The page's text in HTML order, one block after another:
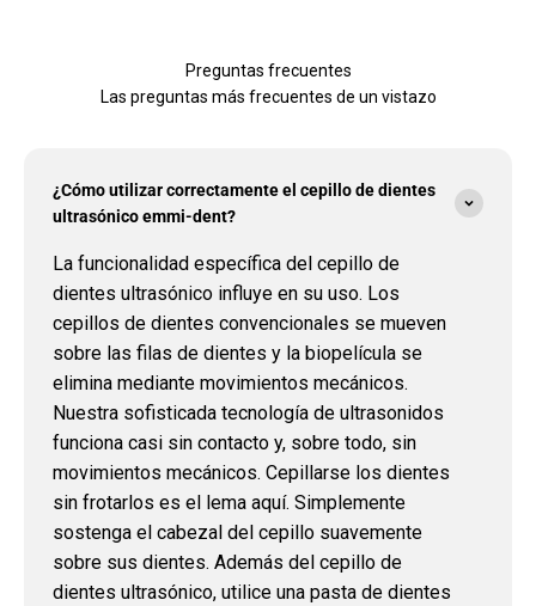
Preguntas frecuentes
Las preguntas más frecuentes de un vistazo
¿Cómo utilizar correctamente el cepillo de dientes
ultrasónico emmi-dent?
La funcionalidad específica del cepillo de
dientes ultrasónico influye en su uso. Los
cepillos de dientes convencionales se mueven
sobre las filas de dientes y la biopelícula se
elimina mediante movimientos mecánicos.
Nuestra sofisticada tecnología de ultrasonidos
funciona casi sin contacto y, sobre todo, sin
movimientos mecánicos. Cepillarse los dientes
sin frotarlos es el lema aquí. Simplemente
sostenga el cabezal del cepillo suavemente
sobre sus dientes. Además del cepillo de
dientes ultrasónico, utilice una pasta de dientes